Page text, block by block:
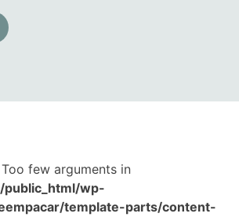
few arguments in
wp-
template-parts/content-